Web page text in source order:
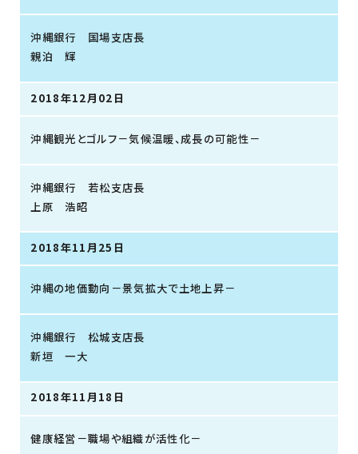
沖縄銀行 国場支店長
親泊 輝
2018年12月02日
沖縄観光とゴルフ－気候温暖、成長の可能性－
沖縄銀行 若松支店長
上原 浩昭
2018年11月25日
沖縄の地価動向－景気拡大で土地上昇－
沖縄銀行 松城支店長
新垣 一大
2018年11月18日
健康経営－職場や組織が活性化－